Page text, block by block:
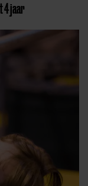
4 jaar